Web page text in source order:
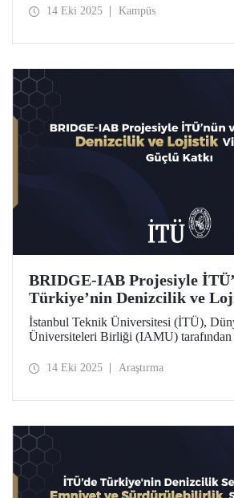
mühendislik alanlarındaki yerini
14 Eki 2025 Kampüs
BRIDGE-IAB Projesiyle
Türkiye’nin Denizcilik ve
Vizyonuna Güçlü Katkı
İstanbul Teknik Üniversitesi (İTÜ),
Üniversiteleri Birliği (IAMU) tarafından
Global Excellence via Industrial
yürütülüyor.
14 Eki 2025 Araştırma